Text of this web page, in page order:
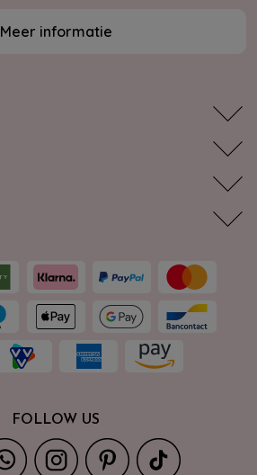
Meer informatie
FOLLOW US